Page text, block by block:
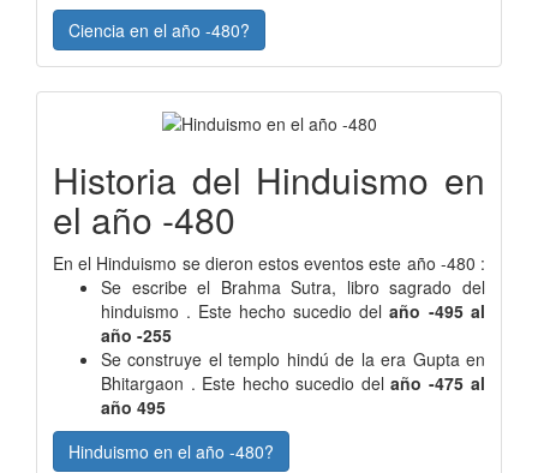
Ciencia en el año -480?
Historia del Hinduismo en
el año -480
En el Hinduismo se dieron estos eventos este año -480 :
Se escribe el Brahma Sutra, libro sagrado del
hinduismo . Este hecho sucedio del año -495 al
año -255
Se construye el templo hindú de la era Gupta en
Bhitargaon . Este hecho sucedio del año -475 al
año 495
Hinduismo en el año -480?